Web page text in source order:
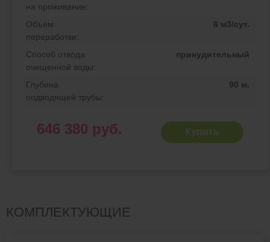
на проживание:
Объем
переработки:
6 м3/сут.
Способ отвода
очищенной воды:
принудительный
Глубина
подводящей трубы:
90 м.
646 380 руб. Купить
КОМПЛЕКТУЮЩИЕ